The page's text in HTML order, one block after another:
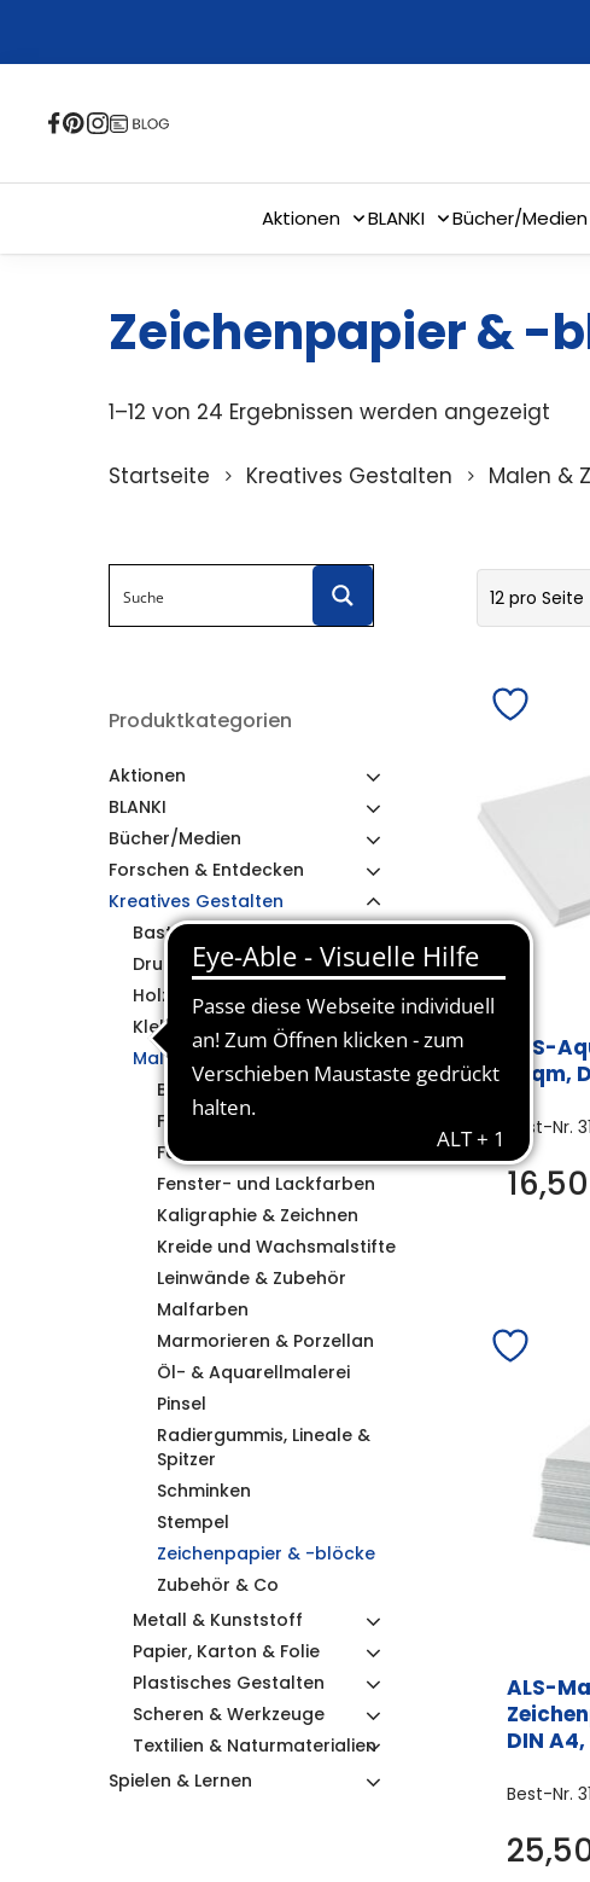
content
Aktionen BLANKI Bücher/Medien
Zeichenpapier & -
1–12 von 24 Ergebnissen werden angezeigt
Startseite Kreatives Gestalten Malen &
Produktkategorien
Aktionen
BLANKI
Bücher/Medien
Forschen & Entdecken
Kreatives Gestalten
Bastelsätze
Drucken
Holz
Klebstoffe
Malen & Zeichnen
Bunt- & Bleistifte
Farbkästen & Tempera
Fasermaler & Filzstifte
Fenster- und Lackfarben
Kaligraphie & Zeichnen
Kreide und Wachsmalstifte
Leinwände & Zubehör
Malfarben
Marmorieren & Porzellan
Öl- & Aquarellmalerei
Pinsel
Radiergummis, Lineale &
Spitzer
Schminken
Stempel
Zeichenpapier & -blöcke
Zubehör & Co
Metall & Kunststoff
Papier, Karton & Folie
Plastisches Gestalten
Scheren & Werkzeuge
Textilien & Naturmaterialien
Spielen & Lernen
12 pro Seite
ALS-
g/qm,
Best-Nr.
16,50
ALS-
DIN
Best-Nr.